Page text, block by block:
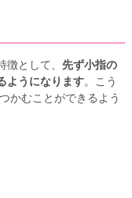
として、 先ず小指の
ようになります。こう
かむことができるよう